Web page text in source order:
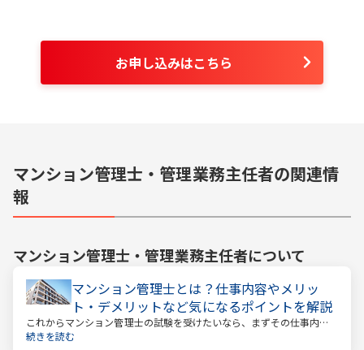
お申し込みはこちら
マンション管理士・管理業務主任者の関連情
報
マンション管理士・管理業務主任者について
マンション管理士とは？仕事内容やメリッ
ト・デメリットなど気になるポイントを解説
これからマンション管理士の試験を受けたいなら、まずその仕事内容
を確かめましょう。この仕事では、マンション管理組合の総合的なサ
続きを読む